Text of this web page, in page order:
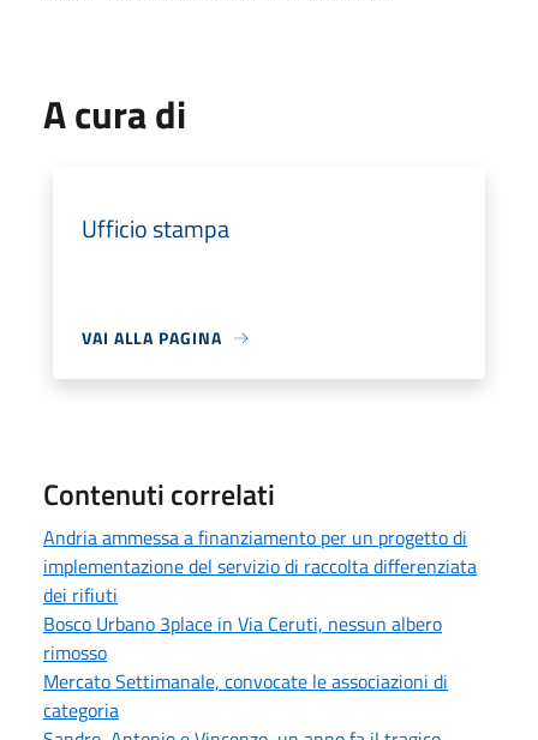
A cura di
Ufficio stampa
VAI ALLA PAGINA
Contenuti correlati
Andria ammessa a finanziamento per un progetto di
implementazione del servizio di raccolta differenziata
dei rifiuti
Bosco Urbano 3place in Via Ceruti, nessun albero
rimosso
Mercato Settimanale, convocate le associazioni di
categoria